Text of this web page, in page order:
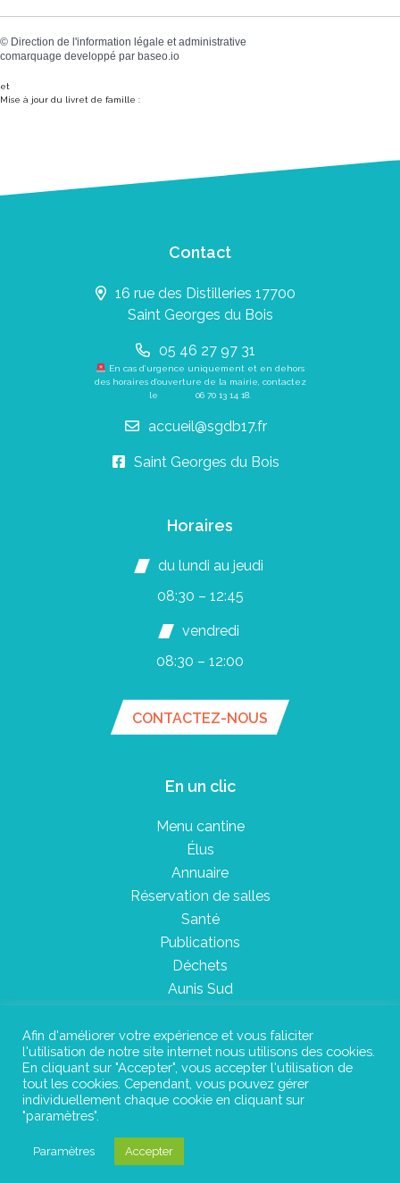
© Direction de l'information légale et administrative
comarquage developpé par baseo.io
et
Mise à jour du livret de famille :
Contact
16 rue des Distilleries 17700
Saint Georges du Bois
05 46 27 97 31
En cas d’urgence uniquement et en dehors
des horaires d’ouverture de la mairie, contactez
le 06 70 13 14 18
accueil@sgdb17.fr
Saint Georges du Bois
Horaires
du lundi au jeudi
08:30 – 12:45
vendredi
08:30 – 12:00
CONTACTEZ-NOUS
En un clic
Menu cantine
Élus
Annuaire
Réservation de salles
Santé
Publications
Déchets
Aunis Sud
Plan du site
Mentions légales
©Instant Urbain
Afin d'améliorer votre expérience et vous faliciter
l'utilisation de notre site internet nous utilisons des cookies.
En cliquant sur "Accepter", vous accepter l'utilisation de
tout les cookies. Cependant, vous pouvez gérer
individuellement chaque cookie en cliquant sur
"paramètres".
Paramètres Accepter